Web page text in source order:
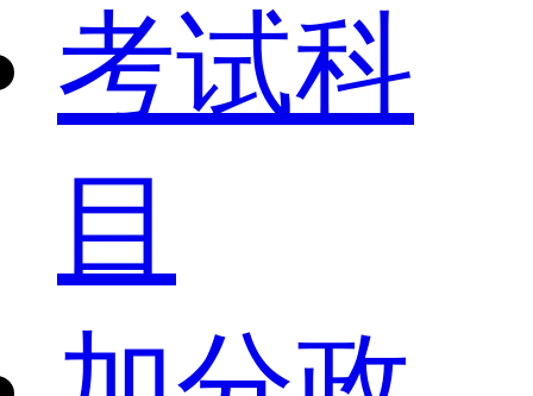
考试科
目